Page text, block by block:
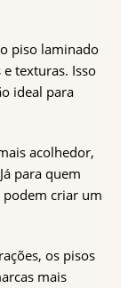
piso laminado
texturas. Isso
ideal para
acolhedor,
para quem
podem criar um
os pisos
mais